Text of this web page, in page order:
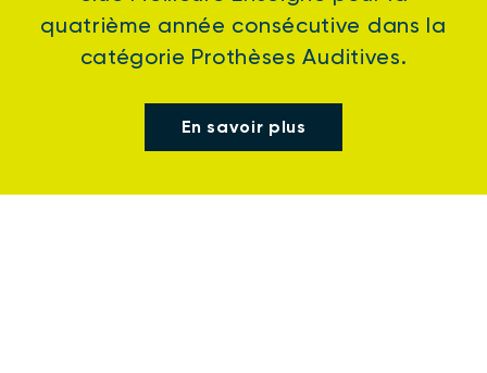
quatrième année consécutive dans la
catégorie Prothèses Auditives.
En savoir plus